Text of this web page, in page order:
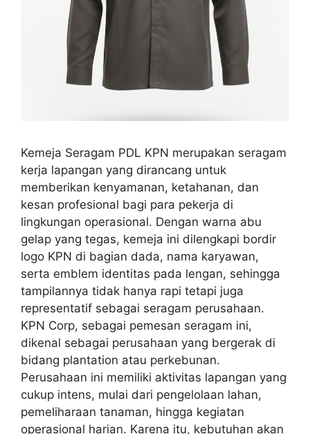
Kemeja Seragam PDL KPN merupakan seragam
kerja lapangan yang dirancang untuk
memberikan kenyamanan, ketahanan, dan
kesan profesional bagi para pekerja di
lingkungan operasional. Dengan warna abu
gelap yang tegas, kemeja ini dilengkapi bordir
logo KPN di bagian dada, nama karyawan,
serta emblem identitas pada lengan, sehingga
tampilannya tidak hanya rapi tetapi juga
representatif sebagai seragam perusahaan.
KPN Corp, sebagai pemesan seragam ini,
dikenal sebagai perusahaan yang bergerak di
bidang plantation atau perkebunan.
Perusahaan ini memiliki aktivitas lapangan yang
cukup intens, mulai dari pengelolaan lahan,
pemeliharaan tanaman, hingga kegiatan
operasional harian. Karena itu, kebutuhan akan